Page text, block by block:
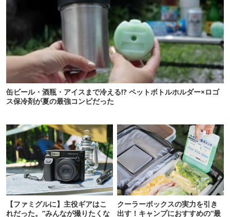
缶ビール・酒瓶・アイスまで冷える!? ペットボトルホルダー×ロゴ
ス保冷剤が夏の最強コンビだった
【ファミグルに】主役ギアはこ
れだった。“みんなが撮りたくな
クーラーボックスの実力を引き
出す！キャンプにおすすめの“最